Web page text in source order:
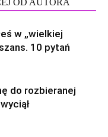
OD AUTORA
w „wielkiej
10 pytań
do rozbieranej